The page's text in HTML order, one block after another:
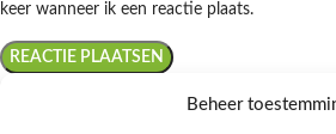
Beheer
keer wanneer ik een reactie plaats.